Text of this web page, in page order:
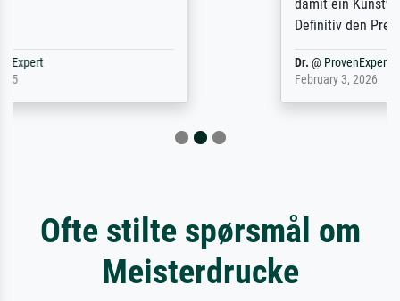
damit ein Kunstwerk im eigenen Sinne.
Ofte stilte spørsmål om
Meisterdrucke